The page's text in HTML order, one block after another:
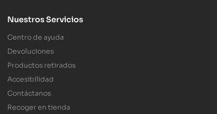
Nuestros Servicios
Centro de ayuda
Devoluciones
Productos retirados
Accesibilidad
Contáctanos
Recoger en tienda